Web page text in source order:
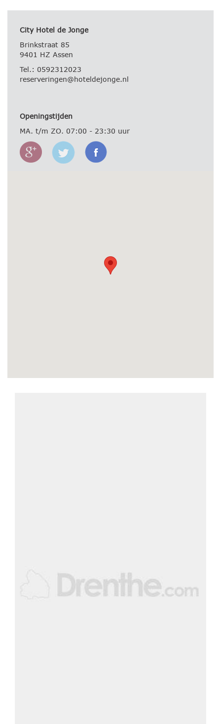
City Hotel de Jonge
Brinkstraat 85
9401 HZ Assen
Tel.: 0592312023
reserveringen@hoteldejonge.nl
Openingstijden
MA. t/m ZO. 07:00 - 23:30 uur